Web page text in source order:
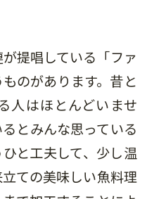
提唱している「ファ
のがあります。昔と
人はほとんどいませ
とみんな思っている
と工夫して、少し温
ての美味しい魚料理